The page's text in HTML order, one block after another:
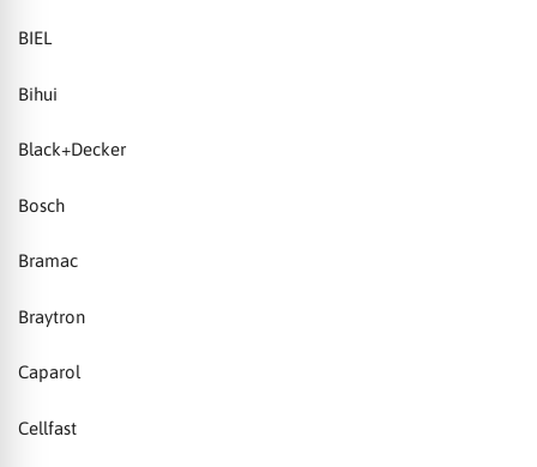
BIEL
Bihui
Black+Decker
Bosch
Bramac
Braytron
Caparol
Cellfast